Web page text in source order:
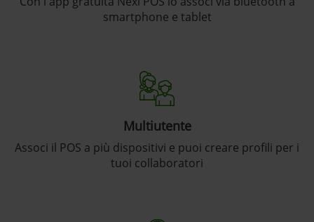
smartphone e tablet
Multiutente
Associ il POS a più dispositivi e puoi creare profili per i
tuoi collaboratori